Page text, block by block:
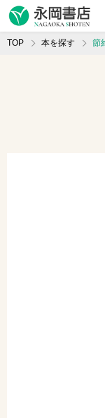
TOP 本を探す 節